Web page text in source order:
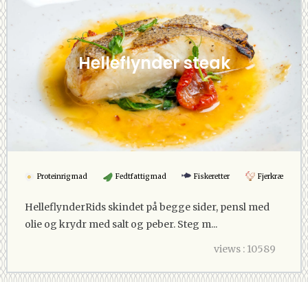
Helleflynder steak
Proteinrig mad Fedtfattig mad Fiskeretter Fjerkræ
HelleflynderRids skindet på begge sider, pensl med
olie og krydr med salt og peber. Steg m...
views : 10589